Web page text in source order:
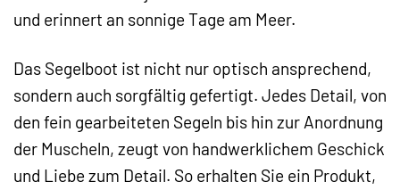
und erinnert an sonnige Tage am Meer.
Das Segelboot ist nicht nur optisch ansprechend,
sondern auch sorgfältig gefertigt. Jedes Detail, von
den fein gearbeiteten Segeln bis hin zur Anordnung
der Muscheln, zeugt von handwerklichem Geschick
und Liebe zum Detail. So erhalten Sie ein Produkt,